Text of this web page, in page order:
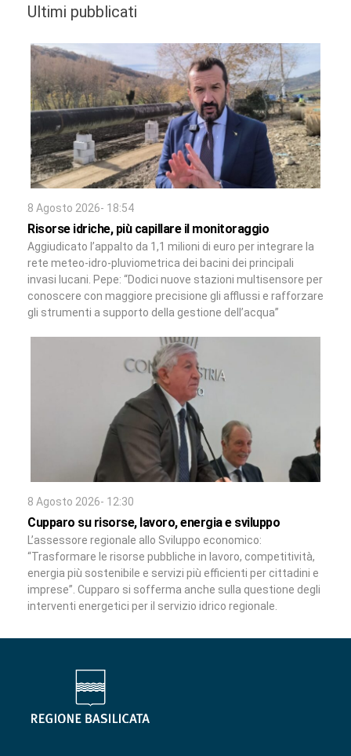
Ultimi pubblicati
8 Agosto 2026- 18:54
Risorse idriche, più capillare il monitoraggio
Aggiudicato l’appalto da 1,1 milioni di euro per integrare la
rete meteo-idro-pluviometrica dei bacini dei principali
invasi lucani. Pepe: “Dodici nuove stazioni multisensore per
conoscere con maggiore precisione gli afflussi e rafforzare
gli strumenti a supporto della gestione dell’acqua”
8 Agosto 2026- 12:30
Cupparo su risorse, lavoro, energia e sviluppo
L’assessore regionale allo Sviluppo economico:
“Trasformare le risorse pubbliche in lavoro, competitività,
energia più sostenibile e servizi più efficienti per cittadini e
imprese”. Cupparo si sofferma anche sulla questione degli
interventi energetici per il servizio idrico regionale.